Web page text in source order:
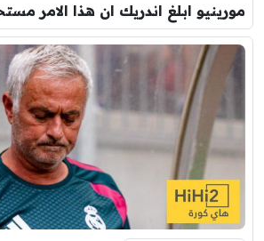
مورينيو ابلغ اندريك ان هذا الامر